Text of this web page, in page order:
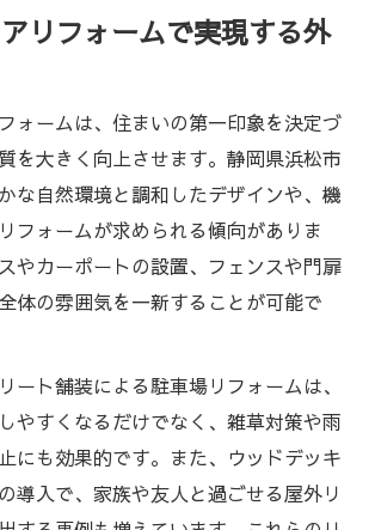
リフォームで実現する外
ォームは、住まいの第一印象を決定づ
を大きく向上させます。静岡県浜松市
な自然環境と調和したデザインや、機
フォームが求められる傾向がありま
やカーポートの設置、フェンスや門扉
体の雰囲気を一新することが可能で
ート舗装による駐車場リフォームは、
やすくなるだけでなく、雑草対策や雨
にも効果的です。また、ウッドデッキ
導入で、家族や友人と過ごせる屋外リ